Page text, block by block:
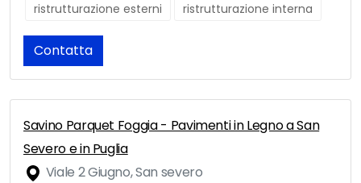
ristrutturazione esterni
ristrutturazione interna
Contatta
Savino Parquet Foggia - Pavimenti in Legno a San
Severo e in Puglia
Viale 2 Giugno, San severo